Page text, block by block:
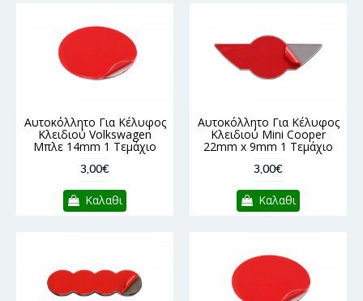
Αυτοκόλλητο Για Κέλυφος
Κλειδιού Volkswagen
Μπλε 14mm 1 Τεμάχιο
3,00€
Καλαθι
Αυτοκόλλητο Για Κέλυφος
Κλειδιού Mini Cooper
22mm x 9mm 1 Τεμάχιο
3,00€
Καλαθι